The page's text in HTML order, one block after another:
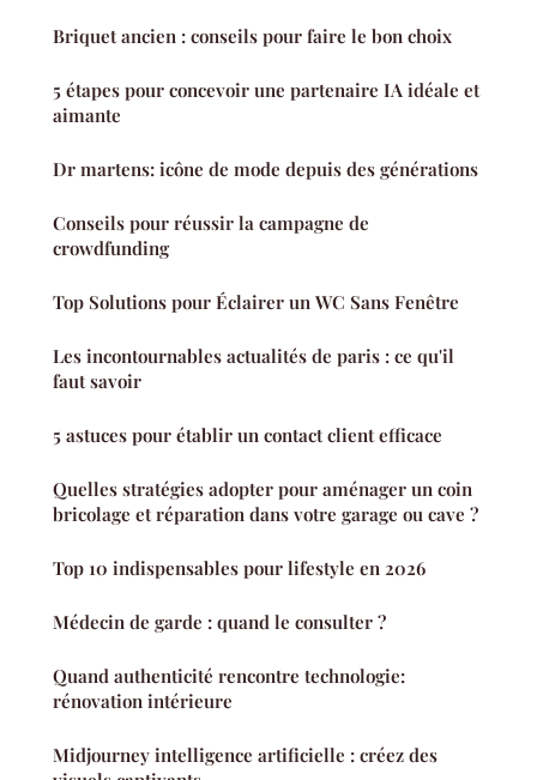
Briquet ancien : conseils pour faire le bon choix
5 étapes pour concevoir une partenaire IA idéale et
aimante
Dr martens: icône de mode depuis des générations
Conseils pour réussir la campagne de
crowdfunding
Top Solutions pour Éclairer un WC Sans Fenêtre
Les incontournables actualités de paris : ce qu'il
faut savoir
5 astuces pour établir un contact client efficace
Quelles stratégies adopter pour aménager un coin
bricolage et réparation dans votre garage ou cave ?
Top 10 indispensables pour lifestyle en 2026
Médecin de garde : quand le consulter ?
Quand authenticité rencontre technologie:
rénovation intérieure
Midjourney intelligence artificielle : créez des